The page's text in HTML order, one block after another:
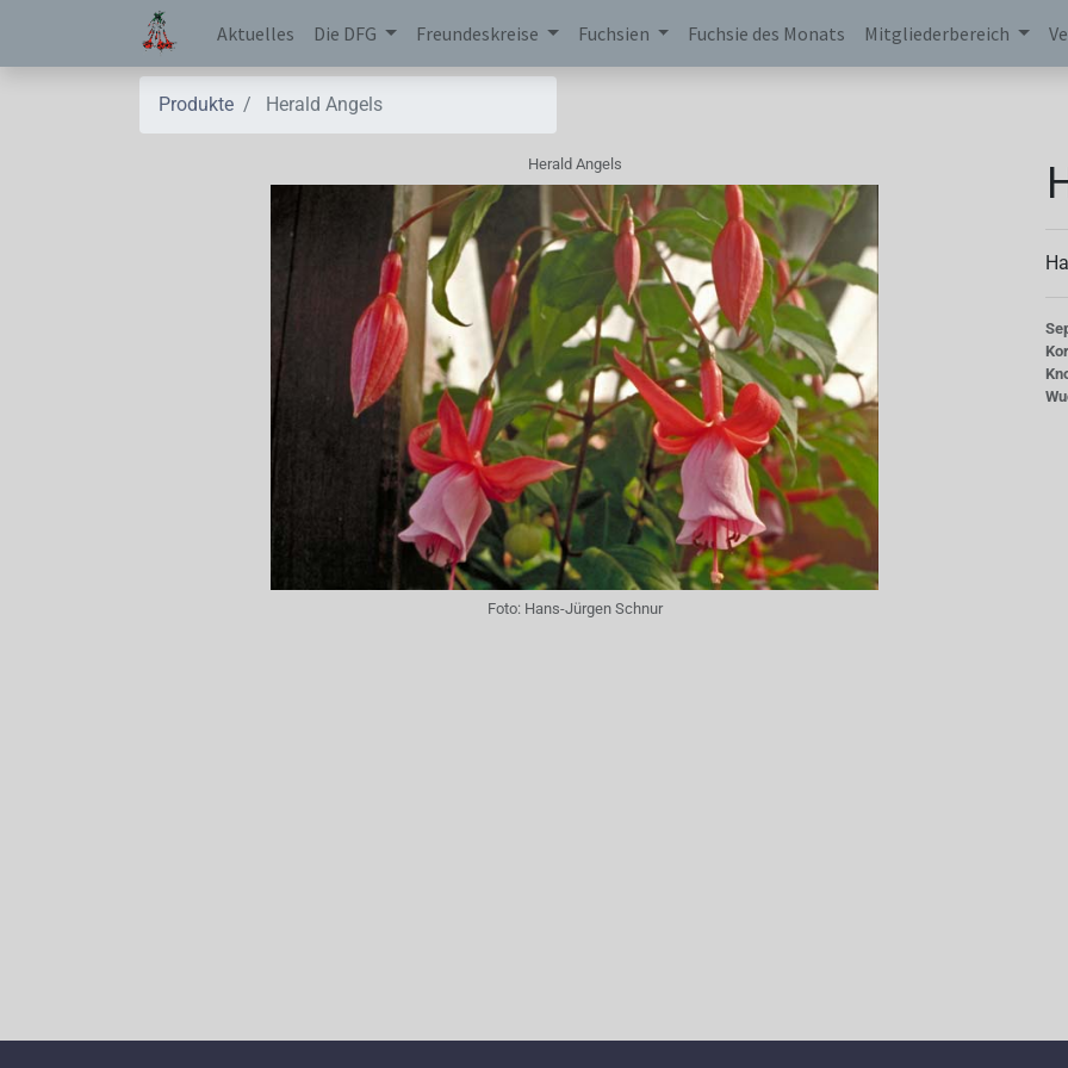
Aktuelles Die DFG Freundeskreise Fuchsien Fuchsie des Monats Mitgliederbereich
Produkte Herald Angels
Herald Angels
Foto: Hans-Jürgen Schnur